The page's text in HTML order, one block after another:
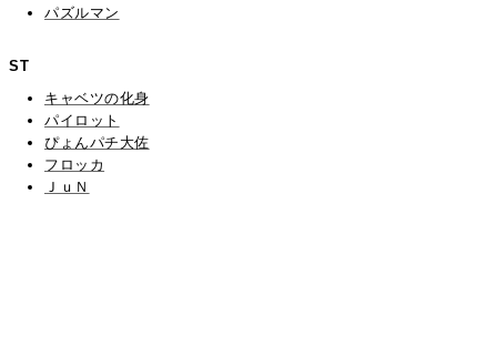
パズルマン
ST
キャベツの化身
パイロット
ぴょんパチ大佐
フロッカ
ＪｕＮ